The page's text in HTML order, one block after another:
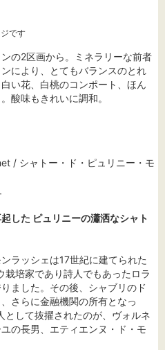
です
の2区画から。ミネラリーな前者
により、とてもバランスのとれ
い花、白桃のコンポート、ほん
酸味もきれいに調和。
/ シャトー・ド・ピュリニー・モ
した ピュリニーの瀟洒なシャト
ラッシェは17世紀に建てられた
培家であり詩人でもあったロラ
ました。その後、シャブリのド
さらに金融機関の所有となっ
して抜擢されたのが、ヴォルネ
の長男、エティエンヌ・ド・モ